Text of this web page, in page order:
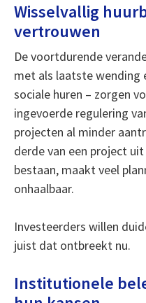
Wisselvallig
vertrouwen
De voortdurende
met als laatste wending
sociale huren – zorgen
ingevoerde regulering
projecten al minder
derde van een project
bestaan, maakt veel
onhaalbaar.
Investeerders willen
juist dat ontbreekt nu.
Institutionele